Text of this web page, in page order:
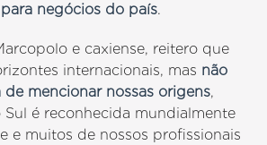
negócios do país.
e caxiense, reitero que
internacionais, mas não
mencionar nossas origens,
Sul é reconhecida mundialmente
e muitos de nossos profissionais